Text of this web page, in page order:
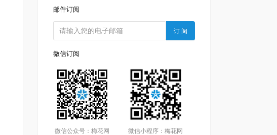
邮件订阅
订 阅
微信订阅
微信公众号：梅花网 微信小程序：梅花网